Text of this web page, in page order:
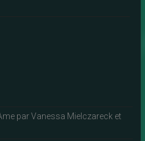
par Vanessa Mielczareck et